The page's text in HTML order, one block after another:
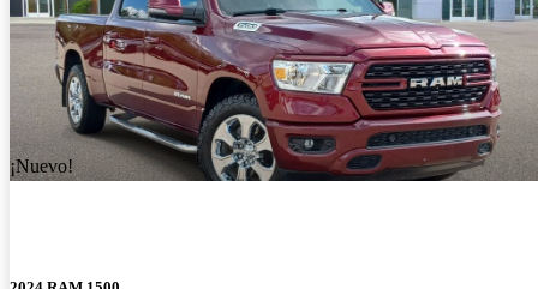
¡Nuevo!